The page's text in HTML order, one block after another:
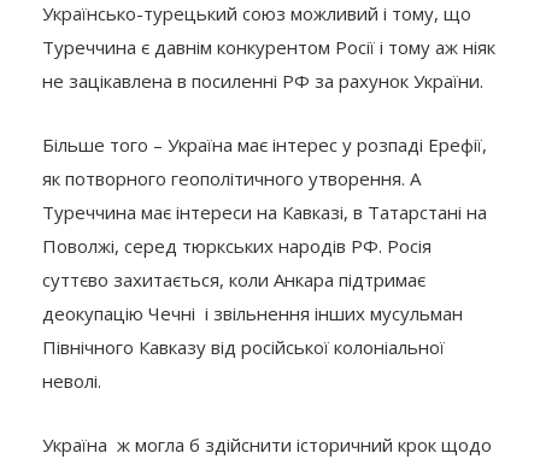
Українсько-турецький союз можливий і тому, що
Туреччина є давнім конкурентом Росії і тому аж ніяк
не зацікавлена в посиленні РФ за рахунок України.
Більше того – Україна має інтерес у розпаді Ерефії,
як потворного геополітичного утворення. А
Туреччина має інтереси на Кавказі, в Татарстані на
Поволжі, серед тюркських народів РФ. Росія
суттєво захитається, коли Анкара підтримає
деокупацію Чечні і звільнення інших мусульман
Північного Кавказу від російської колоніальної
неволі.
Україна ж могла б здійснити історичний крок щодо